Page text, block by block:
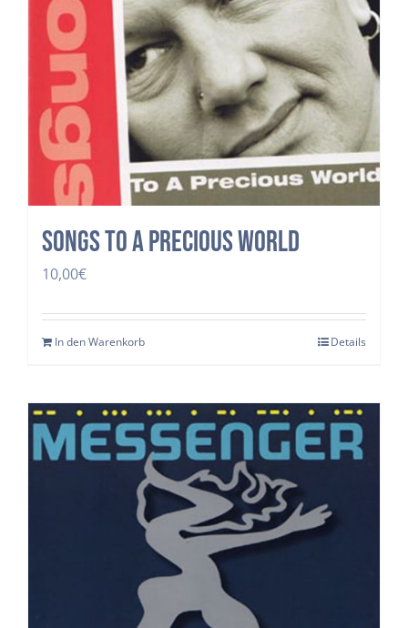
Songs to a precious world
10,00€
In den Warenkorb Details